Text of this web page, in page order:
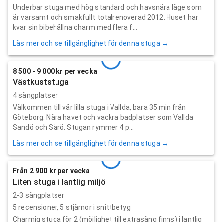
Underbar stuga med hög standard och havsnära läge som
är varsamt och smakfullt totalrenoverad 2012. Huset har
kvar sin bibehållna charm med flera f...
Läs mer och se tillgänglighet för denna stuga →
8 500 - 9 000 kr per vecka
Västkuststuga
4 sängplatser
Välkommen till vår lilla stuga i Vallda, bara 35 min från
Göteborg. Nära havet och vackra badplatser som Vallda
Sandö och Särö. Stugan rymmer 4 p...
Läs mer och se tillgänglighet för denna stuga →
Från 2 900 kr per vecka
Liten stuga i lantlig miljö
2-3 sängplatser
5 recensioner, 5 stjärnor i snittbetyg
Charmig stuga för 2 (möjlighet till extrasäng finns) i lantlig